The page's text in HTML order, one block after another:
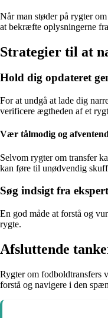
Når man støder på rygter
at bekræfte oplysningerne
Strategier til at
Hold dig opdateret
For at undgå at lade dig
verificere ægtheden af et
Vær tålmodig og
Selvom rygter om transfer
kan føre til unødvendig
Søg indsigt fra
En god måde at forstå og
rygte.
Afsluttende
Rygter om fodboldtransfers
forstå og navigere i den